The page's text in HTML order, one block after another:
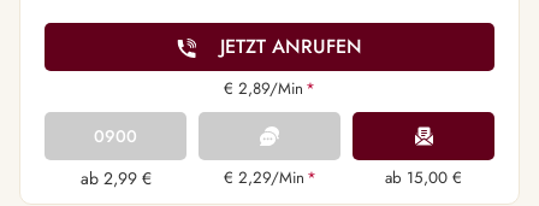
JETZT ANRUFEN
€ 2,89/Min *
0900
ab 2,99 €
€ 2,29/Min * ab 15,00 €